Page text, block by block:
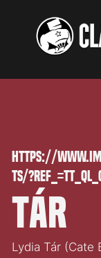
https://
ts/
TÁR
Lydia Tár